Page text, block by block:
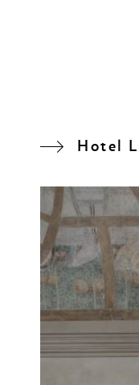
Hotel